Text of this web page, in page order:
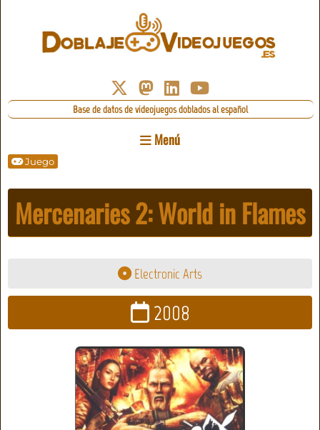
Base de datos de videojuegos doblados al español
Menú
Juego
Mercenaries 2: World in Flames
Electronic Arts
2008